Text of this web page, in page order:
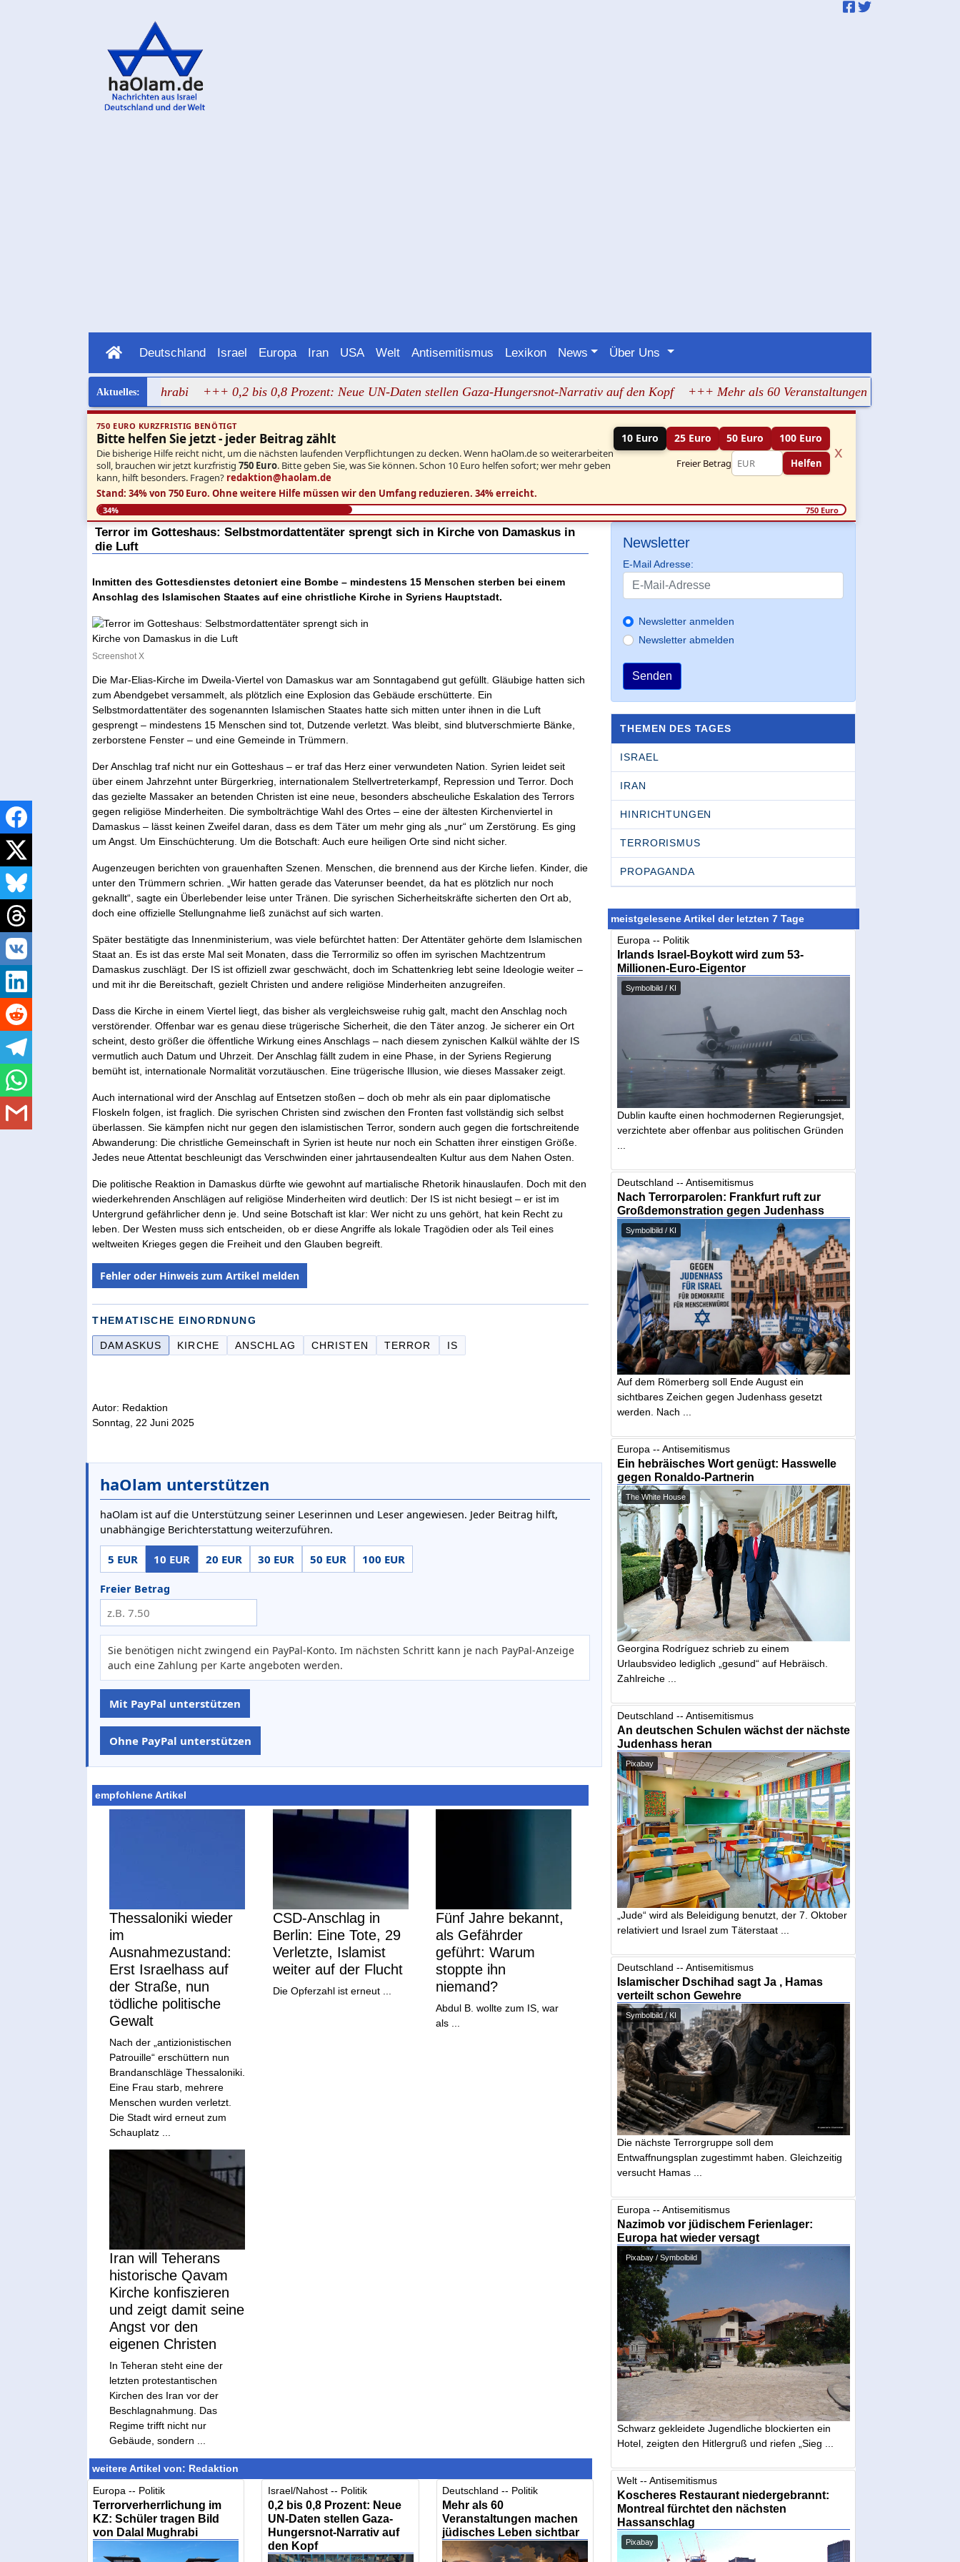
Deutschland Israel Europa Iran USA Welt Antisemitismus Lexikon News Über Uns
Bild von Dalal Mughrabi +++ 0,2 bis 0,8 Prozent: Neue UN-Daten stellen Gaza-Hungersnot-Narrativ auf den Kopf +++ Mehr als 60 Veranstaltungen machen jüdisches
750 EURO KURZFRISTIG BENÖTIGT
Bitte helfen Sie jetzt - jeder Beitrag zählt
Die bisherige Hilfe reicht nicht, um die nächsten laufenden Verpflichtungen zu decken. Wenn haOlam.de so weiterarbeiten
soll, brauchen wir jetzt kurzfristig 750 Euro. Bitte geben Sie, was Sie können. Schon 10 Euro helfen sofort; wer mehr geben
kann, hilft besonders. Fragen? redaktion@haolam.de
10 Euro 25 Euro 50 Euro 100 Euro
Freier Betrag Helfen
x
Stand: 34% von 750 Euro. Ohne weitere Hilfe müssen wir den Umfang reduzieren. 34% erreicht.
34% 750 Euro
Terror im Gotteshaus: Selbstmordattentäter sprengt sich in Kirche von Damaskus in
die Luft
Inmitten des Gottesdienstes detoniert eine Bombe – mindestens 15 Menschen sterben bei einem
Anschlag des Islamischen Staates auf eine christliche Kirche in Syriens Hauptstadt.
Screenshot X
Die Mar-Elias-Kirche im Dweila-Viertel von Damaskus war am Sonntagabend gut gefüllt. Gläubige hatten sich
zum Abendgebet versammelt, als plötzlich eine Explosion das Gebäude erschütterte. Ein
Selbstmordattentäter des sogenannten Islamischen Staates hatte sich mitten unter ihnen in die Luft
gesprengt – mindestens 15 Menschen sind tot, Dutzende verletzt. Was bleibt, sind blutverschmierte Bänke,
zerborstene Fenster – und eine Gemeinde in Trümmern.
Der Anschlag traf nicht nur ein Gotteshaus – er traf das Herz einer verwundeten Nation. Syrien leidet seit
über einem Jahrzehnt unter Bürgerkrieg, internationalem Stellvertreterkampf, Repression und Terror. Doch
das gezielte Massaker an betenden Christen ist eine neue, besonders abscheuliche Eskalation des Terrors
gegen religiöse Minderheiten. Die symbolträchtige Wahl des Ortes – eine der ältesten Kirchenviertel in
Damaskus – lässt keinen Zweifel daran, dass es dem Täter um mehr ging als „nur“ um Zerstörung. Es ging
um Angst. Um Einschüchterung. Um die Botschaft: Auch eure heiligen Orte sind nicht sicher.
Augenzeugen berichten von grauenhaften Szenen. Menschen, die brennend aus der Kirche liefen. Kinder, die
unter den Trümmern schrien. „Wir hatten gerade das Vaterunser beendet, da hat es plötzlich nur noch
geknallt“, sagte ein Überlebender leise unter Tränen. Die syrischen Sicherheitskräfte sicherten den Ort ab,
doch eine offizielle Stellungnahme ließ zunächst auf sich warten.
Später bestätigte das Innenministerium, was viele befürchtet hatten: Der Attentäter gehörte dem Islamischen
Staat an. Es ist das erste Mal seit Monaten, dass die Terrormiliz so offen im syrischen Machtzentrum
Damaskus zuschlägt. Der IS ist offiziell zwar geschwächt, doch im Schattenkrieg lebt seine Ideologie weiter –
und mit ihr die Bereitschaft, gezielt Christen und andere religiöse Minderheiten anzugreifen.
Dass die Kirche in einem Viertel liegt, das bisher als vergleichsweise ruhig galt, macht den Anschlag noch
verstörender. Offenbar war es genau diese trügerische Sicherheit, die den Täter anzog. Je sicherer ein Ort
scheint, desto größer die öffentliche Wirkung eines Anschlags – nach diesem zynischen Kalkül wählte der IS
vermutlich auch Datum und Uhrzeit. Der Anschlag fällt zudem in eine Phase, in der Syriens Regierung
bemüht ist, internationale Normalität vorzutäuschen. Eine trügerische Illusion, wie dieses Massaker zeigt.
Auch international wird der Anschlag auf Entsetzen stoßen – doch ob mehr als ein paar diplomatische
Floskeln folgen, ist fraglich. Die syrischen Christen sind zwischen den Fronten fast vollständig sich selbst
überlassen. Sie kämpfen nicht nur gegen den islamistischen Terror, sondern auch gegen die fortschreitende
Abwanderung: Die christliche Gemeinschaft in Syrien ist heute nur noch ein Schatten ihrer einstigen Größe.
Jedes neue Attentat beschleunigt das Verschwinden einer jahrtausendealten Kultur aus dem Nahen Osten.
Die politische Reaktion in Damaskus dürfte wie gewohnt auf martialische Rhetorik hinauslaufen. Doch mit den
wiederkehrenden Anschlägen auf religiöse Minderheiten wird deutlich: Der IS ist nicht besiegt – er ist im
Untergrund gefährlicher denn je. Und seine Botschaft ist klar: Wer nicht zu uns gehört, hat kein Recht zu
leben. Der Westen muss sich entscheiden, ob er diese Angriffe als lokale Tragödien oder als Teil eines
weltweiten Krieges gegen die Freiheit und den Glauben begreift.
Fehler oder Hinweis zum Artikel melden
THEMATISCHE EINORDNUNG
DAMASKUS KIRCHE ANSCHLAG CHRISTEN TERROR IS
Autor: Redaktion
Sonntag, 22 Juni 2025
haOlam unterstützen
haOlam ist auf die Unterstützung seiner Leserinnen und Leser angewiesen. Jeder Beitrag hilft,
unabhängige Berichterstattung weiterzuführen.
5 EUR 10 EUR 20 EUR 30 EUR 50 EUR 100 EUR
Freier Betrag
Sie benötigen nicht zwingend ein PayPal-Konto. Im nächsten Schritt kann je nach PayPal-Anzeige
auch eine Zahlung per Karte angeboten werden.
Mit PayPal unterstützen
Ohne PayPal unterstützen
empfohlene Artikel
Thessaloniki wieder
im
Ausnahmezustand:
Erst Israelhass auf
der Straße, nun
tödliche politische
Gewalt
Nach der „antizionistischen
Patrouille“ erschüttern nun
Brandanschläge Thessaloniki.
Eine Frau starb, mehrere
Menschen wurden verletzt.
Die Stadt wird erneut zum
Schauplatz ...
CSD-Anschlag in
Berlin: Eine Tote, 29
Verletzte, Islamist
weiter auf der Flucht
Die Opferzahl ist erneut ...
Fünf Jahre bekannt,
als Gefährder
geführt: Warum
stoppte ihn
niemand?
Abdul B. wollte zum IS, war
als ...
Iran will Teherans
historische Qavam
Kirche konfiszieren
und zeigt damit seine
Angst vor den
eigenen Christen
In Teheran steht eine der
letzten protestantischen
Kirchen des Iran vor der
Beschlagnahmung. Das
Regime trifft nicht nur
Gebäude, sondern ...
weitere Artikel von: Redaktion
Europa -- Politik
Terrorverherrlichung im
KZ: Schüler tragen Bild
von Dalal Mughrabi
Israel/Nahost -- Politik
0,2 bis 0,8 Prozent: Neue
UN-Daten stellen Gaza-
Hungersnot-Narrativ auf
den Kopf
Deutschland -- Politik
Mehr als 60
Veranstaltungen machen
jüdisches Leben sichtbar
Newsletter
E-Mail Adresse:
Newsletter anmelden
Newsletter abmelden
Senden
THEMEN DES TAGES
ISRAEL
IRAN
HINRICHTUNGEN
TERRORISMUS
PROPAGANDA
meistgelesene Artikel der letzten 7 Tage
Europa -- Politik
Irlands Israel-Boykott wird zum 53-
Millionen-Euro-Eigentor
Symbolbild / KI
Dublin kaufte einen hochmodernen Regierungsjet,
verzichtete aber offenbar aus politischen Gründen
Deutschland -- Antisemitismus
Nach Terrorparolen: Frankfurt ruft zur
Großdemonstration gegen Judenhass
Symbolbild / KI
Auf dem Römerberg soll Ende August ein
sichtbares Zeichen gegen Judenhass gesetzt
werden. Nach ...
Europa -- Antisemitismus
Ein hebräisches Wort genügt: Hasswelle
gegen Ronaldo-Partnerin
The White House
Georgina Rodríguez schrieb zu einem
Urlaubsvideo lediglich „gesund“ auf Hebräisch.
Zahlreiche ...
Deutschland -- Antisemitismus
An deutschen Schulen wächst der nächste
Judenhass heran
Pixabay
„Jude“ wird als Beleidigung benutzt, der 7. Oktober
relativiert und Israel zum Täterstaat ...
Deutschland -- Antisemitismus
Islamischer Dschihad sagt Ja , Hamas
verteilt schon Gewehre
Symbolbild / KI
Die nächste Terrorgruppe soll dem
Entwaffnungsplan zugestimmt haben. Gleichzeitig
versucht Hamas ...
Europa -- Antisemitismus
Nazimob vor jüdischem Ferienlager:
Europa hat wieder versagt
Pixabay / Symbolbild
Schwarz gekleidete Jugendliche blockierten ein
Hotel, zeigten den Hitlergruß und riefen „Sieg ...
Welt -- Antisemitismus
Koscheres Restaurant niedergebrannt:
Montreal fürchtet den nächsten
Hassanschlag
Pixabay